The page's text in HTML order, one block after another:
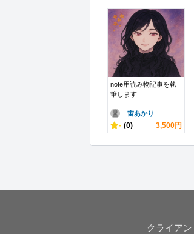
note用読み物記事を執
筆します
宙あかり
- (0) 3,500円
クライア